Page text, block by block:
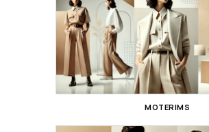
MOTERIMS